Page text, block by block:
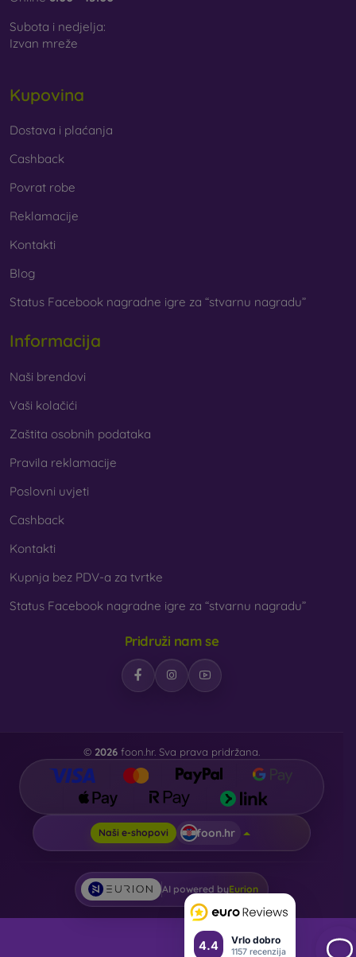
4.4 Vrlo dobro
1157 recenzija
Subota i nedjelja:
Izvan mreže
Kupovina
Dostava i plaćanja
Cashback
Povrat robe
Reklamacije
Kontakti
Blog
Status Facebook nagradne igre za “stvarnu nagradu”
Informacija
Naši brendovi
Vaši kolačići
Zaštita osobnih podataka
Pravila reklamacije
Poslovni uvjeti
Cashback
Kontakti
Kupnja bez PDV-a za tvrtke
Status Facebook nagradne igre za “stvarnu nagradu”
Pridruži nam se
© 2026 foon.hr. Sva prava pridržana.
Naši e-shopovi foon.hr
AI powered byEurion